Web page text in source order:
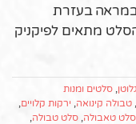
בעזרת
מתאים לפיקניק
סלטים ומנות
טבולה קינואה ירקות קלויים
סלט טאבולה סלט טבולה